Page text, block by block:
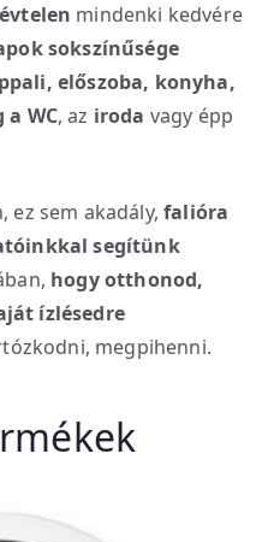
mindenki kedvére
sokszínűsége
előszoba, konyha,
WC, az iroda vagy épp
ez sem akadály,falióra
segítünk
hogyotthonod,
ízlésedre
megpihenni.